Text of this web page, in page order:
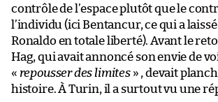
contrôle de l’espace plutôt que le
l’individu (ici Bentancur, ce qui a
Ronaldo en totale liberté). Avant le
Hag, qui avait annoncé son envie de
« repousser des limites» , devait
histoire. À Turin, il a surtout vu une